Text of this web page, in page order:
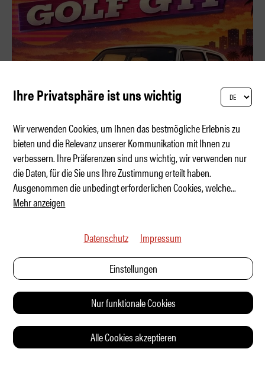
50 erstaunliche Fakten über den Golf GTI
Ihre Privatsphäre ist uns wichtig
Wir verwenden Cookies, um Ihnen das bestmögliche Erlebnis zu
bieten und die Relevanz unserer Kommunikation mit Ihnen zu
verbessern. Ihre Präferenzen sind uns wichtig, wir verwenden nur
die Daten, für die Sie uns Ihre Zustimmung erteilt haben.
Ausgenommen die unbedingt erforderlichen Cookies, welche...
Mehr anzeigen
Datenschutz Impressum
Einstellungen
Nur funktionale Cookies
Alle Cookies akzeptieren